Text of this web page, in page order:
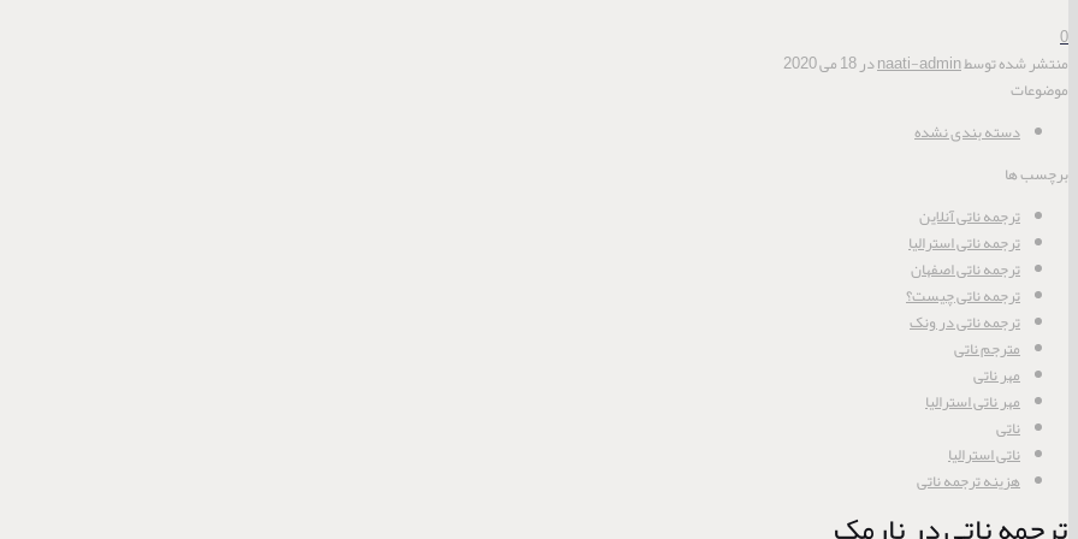
0
منتشر شده توسطnaati-adminدر18 می 2020
موضوعات
دسته بندی نشده
برچسب ها
ترجمه ناتی آنلاین
ترجمه ناتی استرالیا
ترجمه ناتی اصفهان
ترجمه ناتی چیست؟
ترجمه ناتی در ونک
مترجم ناتی
مهر ناتی
مهر ناتی استرالیا
ناتی
ناتی استرالیا
هزینه ترجمه ناتی